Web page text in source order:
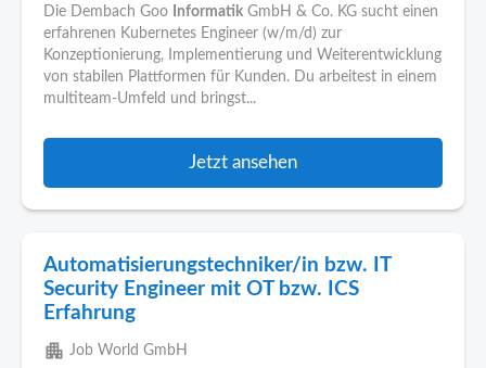
Die Dembach Goo Informatik GmbH & Co. KG sucht einen
erfahrenen Kubernetes Engineer (w/m/d) zur
Konzeptionierung, Implementierung und Weiterentwicklung
von stabilen Plattformen für Kunden. Du arbeitest in einem
multiteam-Umfeld und bringst...
Jetzt ansehen
Automatisierungstechniker/in bzw. IT
Security Engineer mit OT bzw. ICS
Erfahrung
apartment Job World GmbH